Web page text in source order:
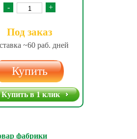
- +
Под заказ
~60 раб. дней
Купить
Купить в 1 клик
фабрики